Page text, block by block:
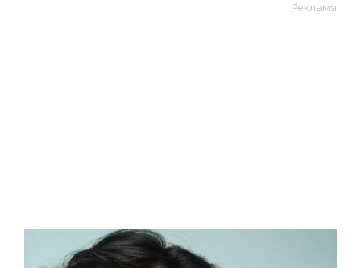
Реклама